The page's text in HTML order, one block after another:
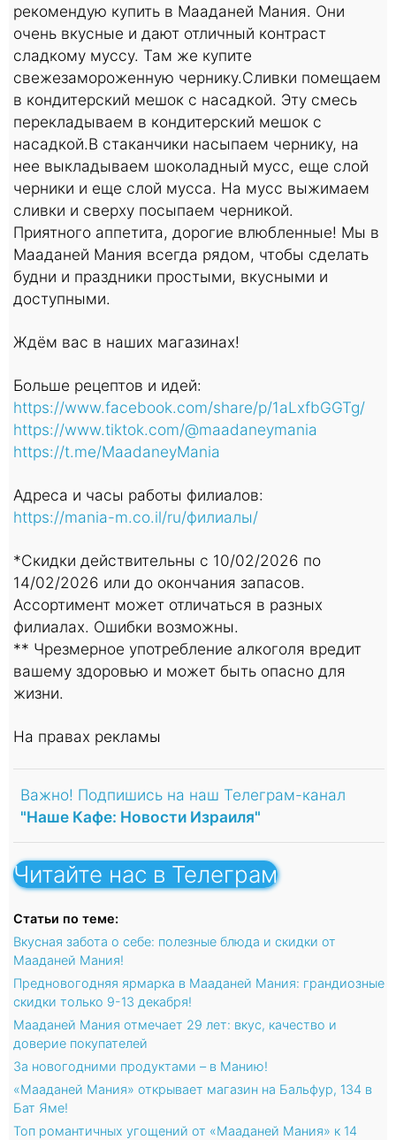
рекомендую купить в Мааданей Мания. Они
очень вкусные и дают отличный контраст
сладкому муссу. Там же купите
свежезамороженную чернику.Сливки помещаем
в кондитерский мешок с насадкой. Эту смесь
перекладываем в кондитерский мешок с
насадкой.В стаканчики насыпаем чернику, на
нее выкладываем шоколадный мусс, еще слой
черники и еще слой мусса. На мусс выжимаем
сливки и сверху посыпаем черникой.
Приятного аппетита, дорогие влюбленные! Мы в
Мааданей Мания всегда рядом, чтобы сделать
будни и праздники простыми, вкусными и
доступными.
Ждём вас в наших магазинах!
Больше рецептов и идей:
https://www.facebook.com/share/p/1aLxfbGGTg/
https://www.tiktok.com/@maadaneymania
https://t.me/MaadaneyMania
Адреса и часы работы филиалов:
https://mania-m.co.il/ru/филиалы/
*Скидки действительны с 10/02/2026 по
14/02/2026 или до окончания запасов.
Ассортимент может отличаться в разных
филиалах. Ошибки возможны.
** Чрезмерное употребление алкоголя вредит
вашему здоровью и может быть опасно для
жизни.
На правах рекламы
Важно! Подпишись на наш Телеграм-канал
"Наше Кафе: Новости Израиля"
Читайте нас в Телеграм
Статьи по теме:
Вкусная забота о себе: полезные блюда и скидки от
Мааданей Мания!
Предновогодняя ярмарка в Мааданей Мания: грандиозные
скидки только 9-13 декабря!
Мааданей Мания отмечает 29 лет: вкус, качество и
доверие покупателей
За новогодними продуктами – в Манию!
«Мааданей Мания» открывает магазин на Бальфур, 134 в
Бат Яме!
Топ романтичных угощений от «Мааданей Мания» к 14